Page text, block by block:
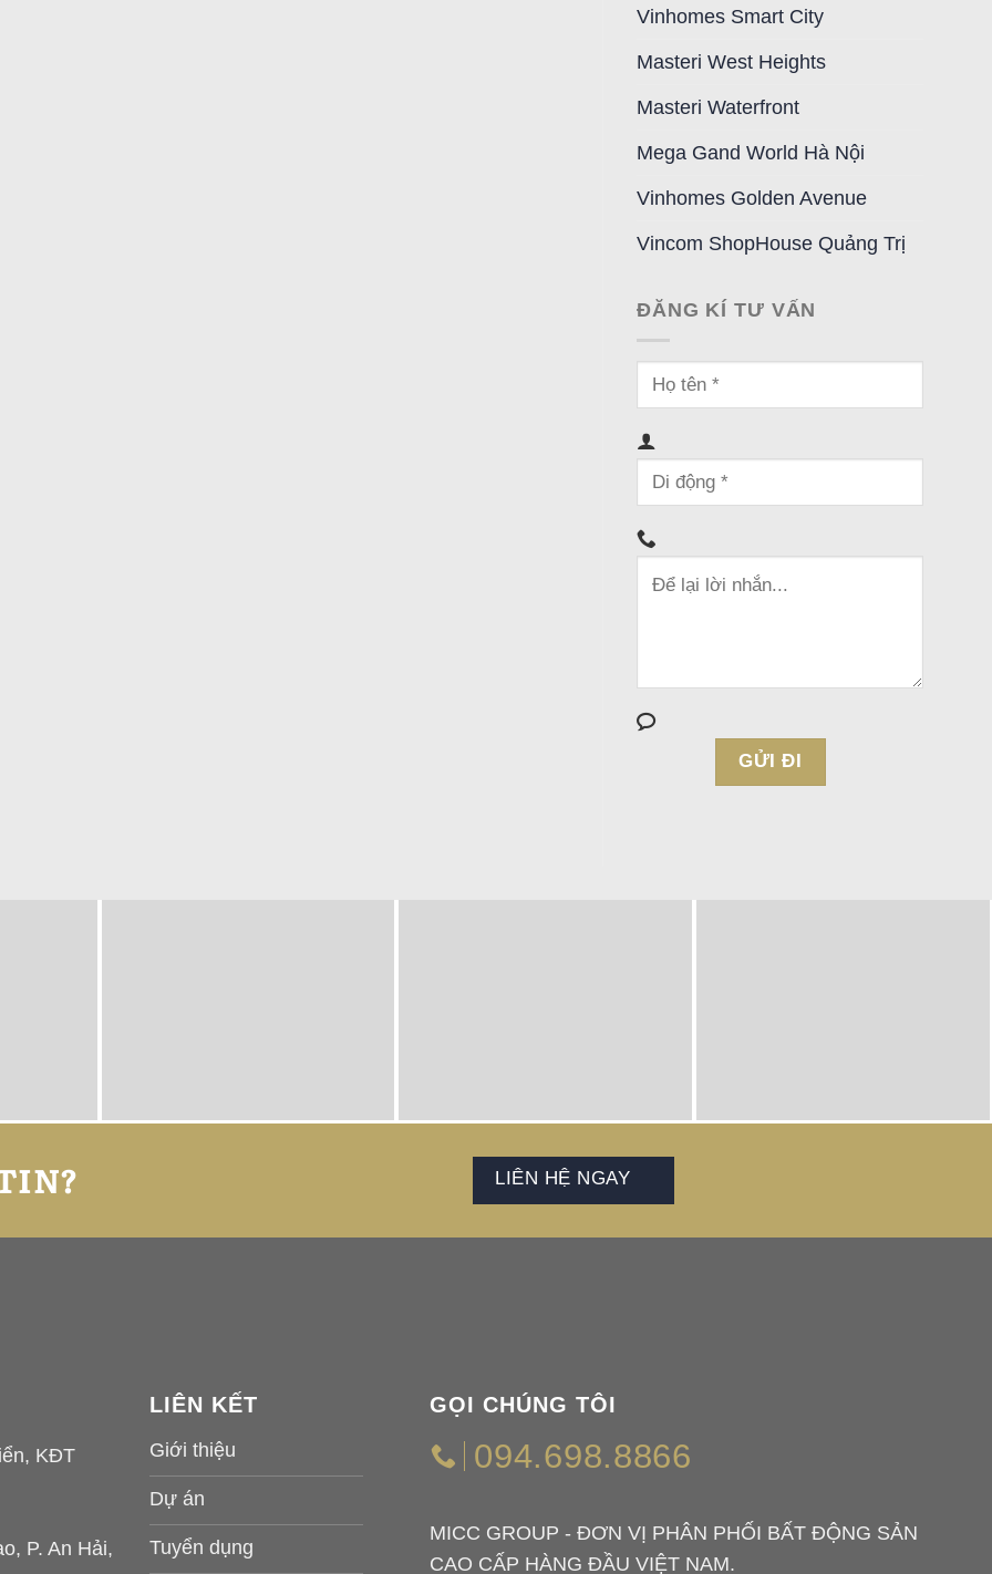
Vinhomes Smart City
Masteri West Heights
Masteri Waterfront
Mega Gand World Hà Nội
Vinhomes Golden Avenue
Vincom ShopHouse Quảng Trị
ĐĂNG KÍ TƯ VẤN
LIÊN HỆ NGAY
KĐT
P. An Hải,
LIÊN KẾT
Giới thiệu
Dự án
Tuyển dụng
GỌI CHÚNG TÔI
094.698.8866
MICC GROUP - ĐƠN VỊ PHÂN PHỐI BẤT ĐỘNG SẢN
CAO CẤP HÀNG ĐẦU VIỆT NAM.